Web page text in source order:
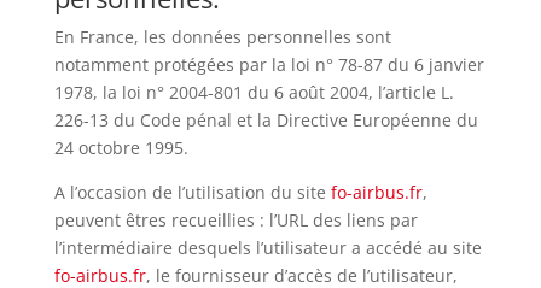
En France, les données personnelles sont
notamment protégées par la loi n° 78-87 du 6 janvier
1978, la loi n° 2004-801 du 6 août 2004, l’article L.
226-13 du Code pénal et la Directive Européenne du
24 octobre 1995.
A l’occasion de l’utilisation du site fo-airbus.fr,
peuvent êtres recueillies : l’URL des liens par
l’intermédiaire desquels l’utilisateur a accédé au site
fo-airbus.fr, le fournisseur d’accès de l’utilisateur,